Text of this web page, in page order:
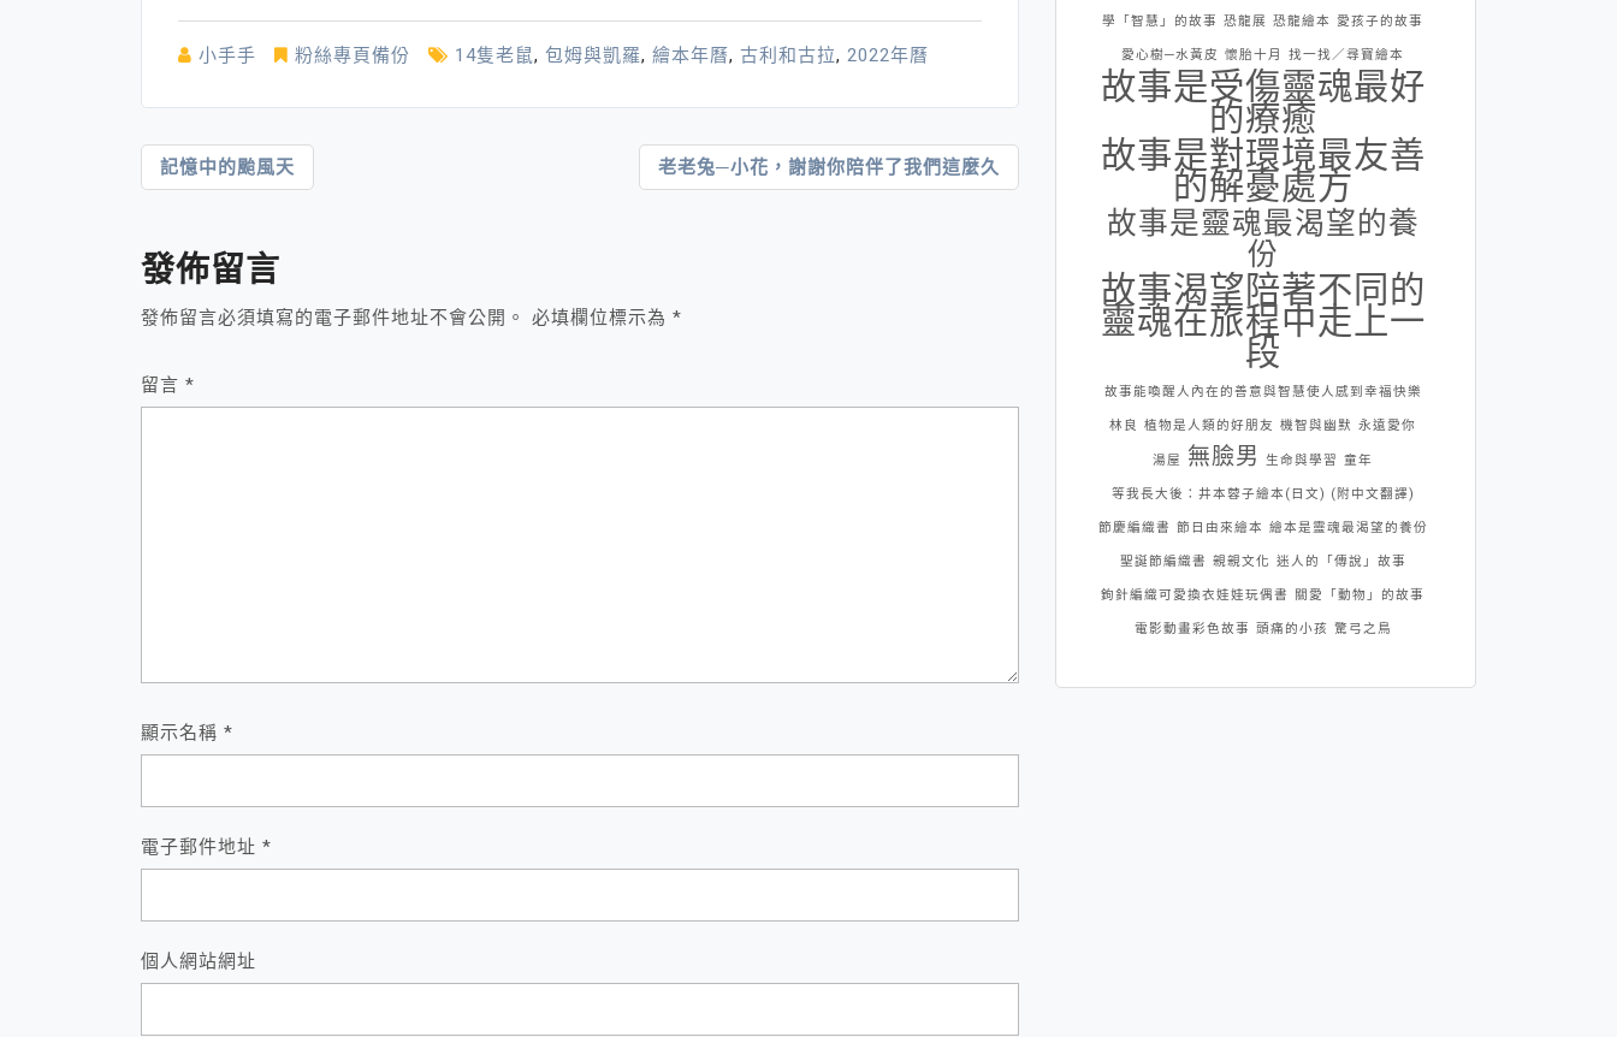
小手手 粉絲專頁備份 14隻老鼠, 包姆與凱羅, 繪本年曆, 古利和古拉, 2022年曆
文
導
覽
記憶中的颱風天 老老兔─小花，謝謝你陪伴了我們這麼久
發佈留言
發佈留言必須填寫的電子郵件地址不會公開。 必填欄位標示為 *
留言 *
顯示名稱 *
電子郵件地址 *
個人網站網址
學「智慧」的故事 恐龍展 恐龍繪本 愛孩子的故事
愛心樹─水黃皮 懷胎十月 找一找／尋寶繪本
故事是受傷靈魂最好
的療癒
故事是對環境最友善
的解憂處方
故事是靈魂最渴望的養
份
故事渴望陪著不同的
靈魂在旅程中走上一
段
故事能喚醒人內在的善意與智慧使人感到幸福快樂
林良 植物是人類的好朋友 機智與幽默 永遠愛你
湯屋 無臉男 生命與學習 童年
等我長大後：井本蓉子繪本(日文) (附中文翻譯)
節慶編織書 節日由來繪本 繪本是靈魂最渴望的養份
聖誕節編織書 親親文化 迷人的「傳說」故事
鉤針編織可愛換衣娃娃玩偶書 關愛「動物」的故事
電影動畫彩色故事 頭痛的小孩 驚弓之鳥